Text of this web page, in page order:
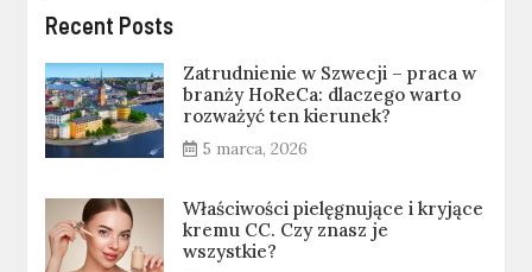
Recent Posts
Zatrudnienie w Szwecji – praca w
branży HoReCa: dlaczego warto
rozważyć ten kierunek?
5 marca, 2026
Właściwości pielęgnujące i kryjące
kremu CC. Czy znasz je
wszystkie?